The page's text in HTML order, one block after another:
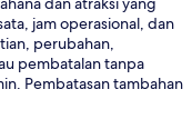
jam operasional, dan
perubahan,
pembatalan tanpa
Pembatasan tambahan